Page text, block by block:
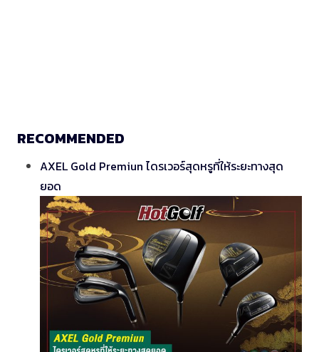
RECOMMENDED
AXEL Gold Premiun ไดรเวอร์สุดหรูที่ให้ระยะทางสุด
ยอด